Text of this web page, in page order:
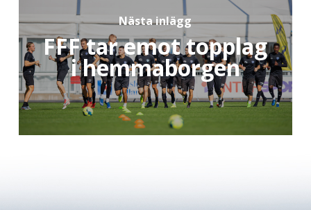
Nästa inlägg
FFF tar emot topplag
i hemmaborgen